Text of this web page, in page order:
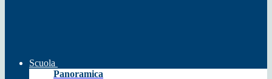
Scuola
Panoramica